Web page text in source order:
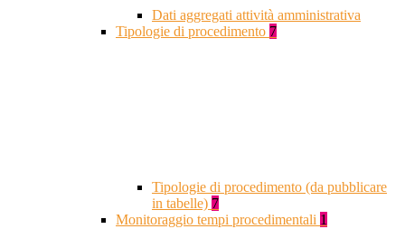
Dati aggregati attività amministrativa
Tipologie di procedimento 7
Tipologie di procedimento (da pubblicare
in tabelle) 7
Monitoraggio tempi procedimentali 1